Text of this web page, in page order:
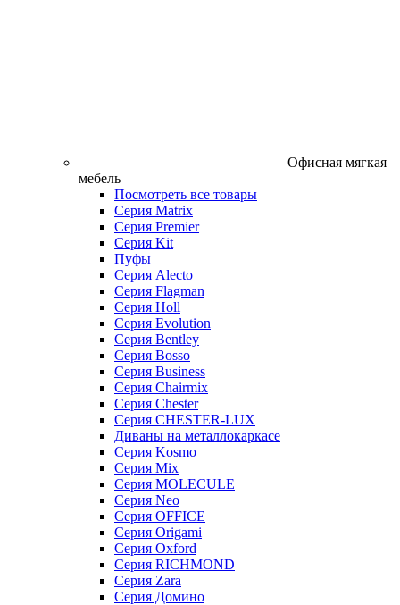
Офисная мягкая
мебель
Посмотреть все товары
Серия Matrix
Серия Premier
Серия Kit
Пуфы
Серия Alecto
Серия Flagman
Серия Holl
Серия Evolution
Серия Bentley
Серия Bosso
Серия Business
Серия Chairmix
Серия Chester
Серия CHESTER-LUX
Диваны на металлокаркасе
Серия Kosmo
Серия Mix
Серия MOLECULE
Серия Neo
Серия OFFICE
Серия Origami
Серия Oxford
Серия RICHMOND
Серия Zara
Серия Домино